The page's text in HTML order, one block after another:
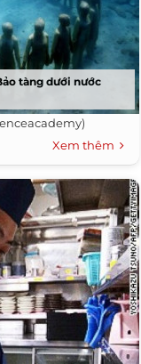
tàng dưới nước
Xem thêm